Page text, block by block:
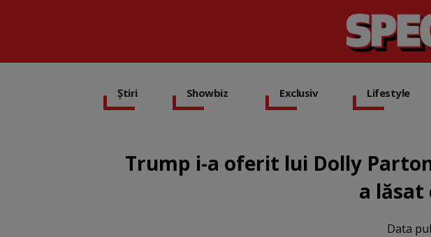
Știri Showbiz Exclusiv Lifestyle
Trump i-a oferit lui Dolly
a lăsat
Data